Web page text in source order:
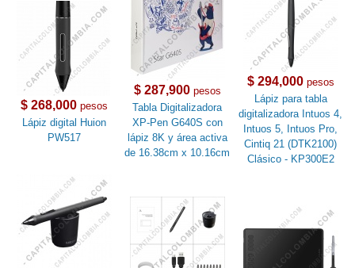
$ 268,000pesos
Lápiz digital Huion
PW517
$ 287,900pesos
Tabla Digitalizadora
XP-Pen G640S con
lápiz 8K y área activa
de 16.38cm x 10.16cm
$ 294,000pesos
Lápiz para tabla
digitalizadora Intuos 4,
Intuos 5, Intuos Pro,
Cintiq 21 (DTK2100)
Clásico - KP300E2